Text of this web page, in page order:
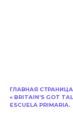
ГЛАВНАЯ СТРАНИЦА
« BRITAIN’S GOT
ESCUELA PRIMARIA.